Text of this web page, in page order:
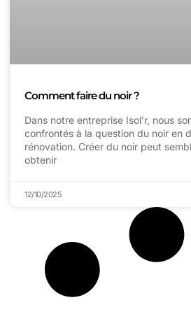
Comment faire du noir ?
Dans notre entreprise Isol’r, nous
confrontés à la question du noir en
rénovation. Créer du noir peut
obtenir
12/10/2025